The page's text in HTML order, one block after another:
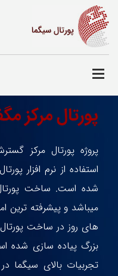
پورتال مرکز
پروژه پورتال مرکز
استفاده از نرم افزار
شده است. ساخت
میباشد و پیشرفته ترین
های روز در ساخت
بزرگ پیاده سازی شده
تجربیات بالای سیگما